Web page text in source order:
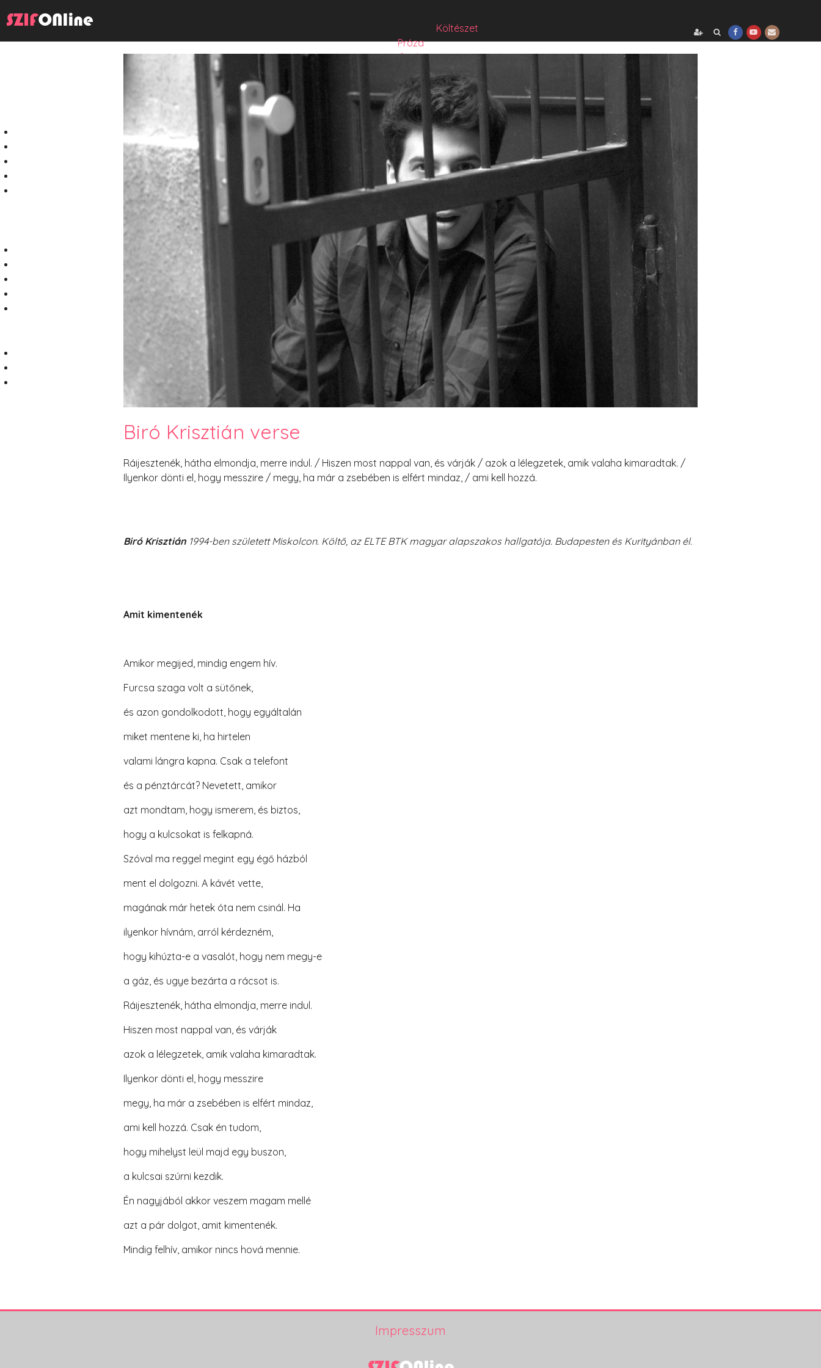
Költészet
Próza
Műfordítás
Mese
Folyó/irat/mentés
Sorozat
Hibrid
Hasznos szöveg
Józsefet nem kérdezte senki
Csízió
PesText
PesText 2021
PesText 2022
PesText 2023
PesText 2024
PesText 2025
+SZIF
HNB
Eronim Mox szakácskönyve
Spoiler
Biró Krisztián verse
Ráijesztenék, hátha elmondja, merre indul. / Hiszen most nappal van, és várják / azok a lélegzetek, amik valaha kimaradtak. /
Ilyenkor dönti el, hogy messzire / megy, ha már a zsebében is elfért mindaz, / ami kell hozzá.
Biró Krisztián 1994-ben született Miskolcon. Költő, az ELTE BTK magyar alapszakos hallgatója. Budapesten és Kurityánban él.
Amit kimentenék
Amikor megijed, mindig engem hív.
Furcsa szaga volt a sütőnek,
és azon gondolkodott, hogy egyáltalán
miket mentene ki, ha hirtelen
valami lángra kapna. Csak a telefont
és a pénztárcát? Nevetett, amikor
azt mondtam, hogy ismerem, és biztos,
hogy a kulcsokat is felkapná.
Szóval ma reggel megint egy égő házból
ment el dolgozni. A kávét vette,
magának már hetek óta nem csinál. Ha
ilyenkor hívnám, arról kérdezném,
hogy kihúzta-e a vasalót, hogy nem megy-e
a gáz, és ugye bezárta a rácsot is.
Ráijesztenék, hátha elmondja, merre indul.
Hiszen most nappal van, és várják
azok a lélegzetek, amik valaha kimaradtak.
Ilyenkor dönti el, hogy messzire
megy, ha már a zsebében is elfért mindaz,
ami kell hozzá. Csak én tudom,
hogy mihelyst leül majd egy buszon,
a kulcsai szúrni kezdik.
Én nagyjából akkor veszem magam mellé
azt a pár dolgot, amit kimentenék.
Mindig felhív, amikor nincs hová mennie.
Impresszum